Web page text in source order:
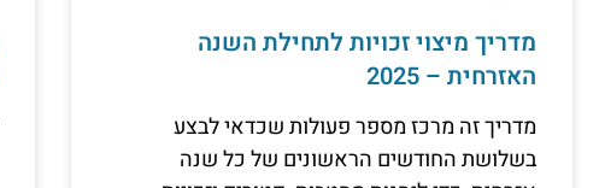
מדריך מיצוי זכויות לתחילת השנה
האזרחית – 2025
מדריך זה מרכז מספר פעולות שכדאי לבצע
בשלושת החודשים הראשונים של כל שנה